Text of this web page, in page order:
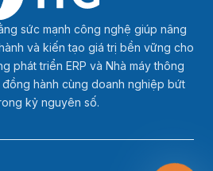
sức mạnh công nghệ giúp nâng
và kiến tạo giá trị bền vững cho
phát triển ERP và Nhà máy thông
đồng hành cùng doanh nghiệp bứt
kỷ nguyên số.